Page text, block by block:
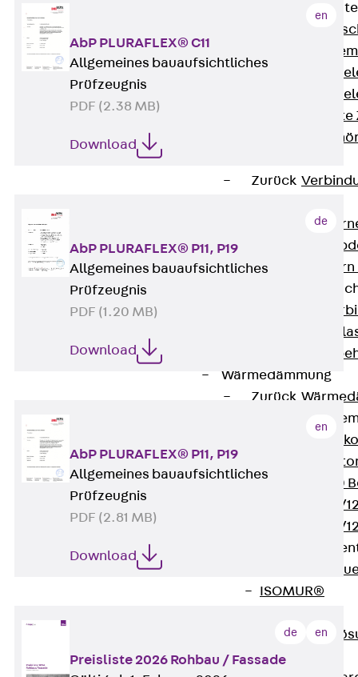
Zurück
Zurück
Querkraftdorn
Wärmedämmung
Zurück
ISOPRO®
ISOPRO® 120
ISOPRO® 80/
ISOPRO® 80/
ISOMUR®
Digitale
Software
en
AbP PLURAFLEX® C11
Allgemeines bauaufsichtliches
Prüfzeugnis
PDF (2.38 MB)
Download
de
AbP PLURAFLEX® P11, P19
Allgemeines bauaufsichtliches
Prüfzeugnis
PDF (1.20 MB)
Download
en
AbP PLURAFLEX® P11, P19
Allgemeines bauaufsichtliches
Prüfzeugnis
PDF (2.81 MB)
Download
de en
Preisliste 2026 Rohbau / Fassade